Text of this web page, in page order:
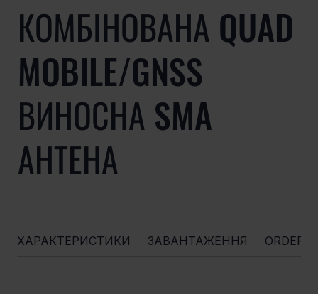
КОМБІНОВАНА QUAD
MOBILE/GNSS
ВИНОСНА SMA
АНТЕНА
ХАРАКТЕРИСТИКИ ЗАВАНТАЖЕННЯ